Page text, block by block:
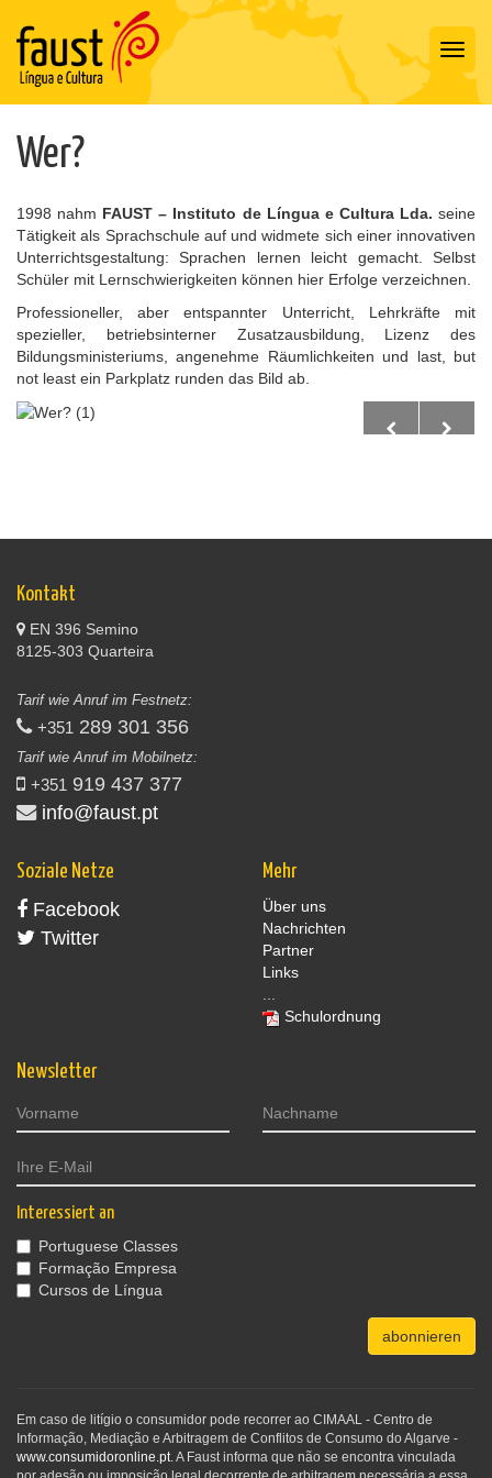
Wer?
1998 nahm FAUST – Instituto de Língua e Cultura Lda. seine
Tätigkeit als Sprachschule auf und widmete sich einer innovativen
Unterrichtsgestaltung: Sprachen lernen leicht gemacht. Selbst
Schüler mit Lernschwierigkeiten können hier Erfolge verzeichnen.
Professioneller, aber entspannter Unterricht, Lehrkräfte mit
spezieller, betriebsinterner Zusatzausbildung, Lizenz des
Bildungsministeriums, angenehme Räumlichkeiten und last, but
not least ein Parkplatz runden das Bild ab.
Kontakt
EN 396 Semino
8125-303 Quarteira
Tarif wie Anruf im Festnetz:
+351 289 301 356
Tarif wie Anruf im Mobilnetz:
+351 919 437 377
info@faust.pt
Soziale Netze
Facebook
Twitter
Mehr
Über uns
Nachrichten
Partner
Links
...
Schulordnung
Newsletter
Interessiert an
Portuguese Classes
Formação Empresa
Cursos de Língua
abonnieren
Em caso de litígio o consumidor pode recorrer ao CIMAAL - Centro de
Informação, Mediação e Arbitragem de Conflitos de Consumo do Algarve -
www.consumidoronline.pt. A Faust informa que não se encontra vinculada